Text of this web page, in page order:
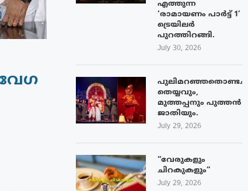
എത്തുന്ന
‘രാമായണം പാർട്ട് 1’
ട്രെയിലർ
പുറത്തിറങ്ങി.
July 30, 2026
തെയ്യവും,
മുത്തപ്പനും പുത്തൻ
ജാതിയും.
July 29, 2026
“വേരുകളും
ചിറകുകളും”
July 29, 2026